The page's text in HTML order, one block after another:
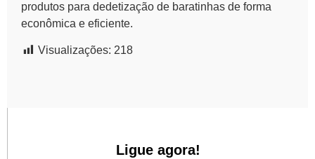
produtos para dedetização de baratinhas de forma
econômica e eficiente.
Visualizações: 218
Ligue agora!